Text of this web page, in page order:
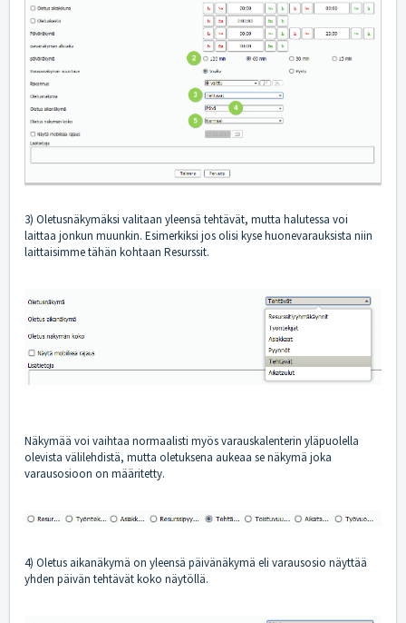
3) Oletusnäkymäksi valitaan yleensä tehtävät, mutta halutessa voi
laittaa jonkun muunkin. Esimerkiksi jos olisi kyse huonevarauksista niin
laittaisimme tähän kohtaan Resurssit.
Näkymää voi vaihtaa normaalisti myös varauskalenterin yläpuolella
olevista välilehdistä, mutta oletuksena aukeaa se näkymä joka
varausosioon on määritetty.
4) Oletus aikanäkymä on yleensä päivänäkymä eli varausosio näyttää
yhden päivän tehtävät koko näytöllä.